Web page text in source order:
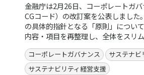
金融庁は2月26日、コーポレートガ
CGコード）の改訂案を公表しました
の具体的指針となる「原則」につい
内容・項目を再整理し、全体をスリム
コーポレートガバナンス
サステナビ
サステナビリティ経営支援